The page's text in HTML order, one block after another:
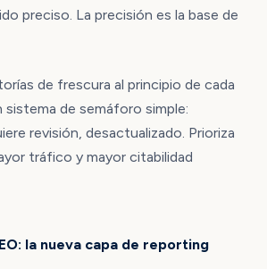
preciso. La precisión es la base de
de frescura al principio de cada
sistema de semáforo simple:
revisión, desactualizado. Prioriza
tráfico y mayor citabilidad
la nueva capa de reporting